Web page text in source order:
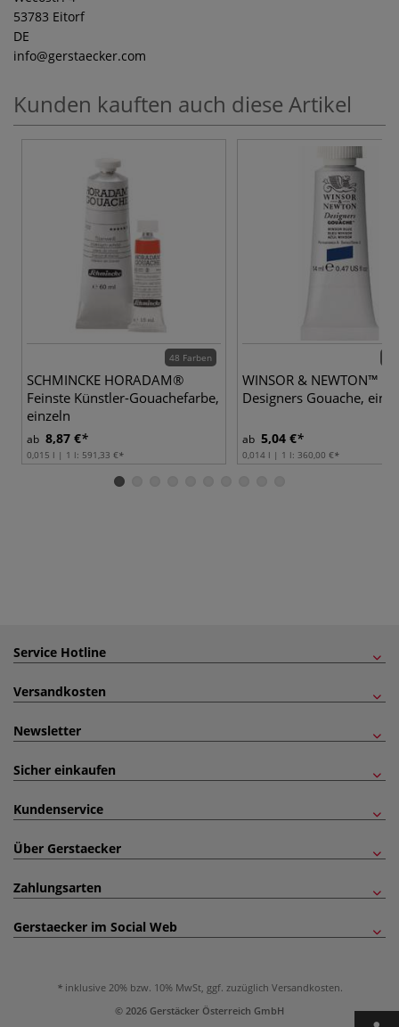
53783 Eitorf
DE
info@gerstaecker.com
Kunden kauften auch diese Artikel
48 Farben
SCHMINCKE HORADAM®
Feinste Künstler-Gouachefarbe,
einzeln
ab 8,87 €
0,015 l | 1 l: 591,33 €
WINSOR & NEWTON™
Designers Gouache,
ab 5,04 €
0,014 l | 1 l: 360,00 €
Service Hotline
Versandkosten
Newsletter
Sicher einkaufen
Kundenservice
Über Gerstaecker
Zahlungsarten
Gerstaecker im Social Web
inklusive 20% bzw. 10% MwSt, ggf. zuzüglich Versandkosten.
© 2026 Gerstäcker Österreich GmbH